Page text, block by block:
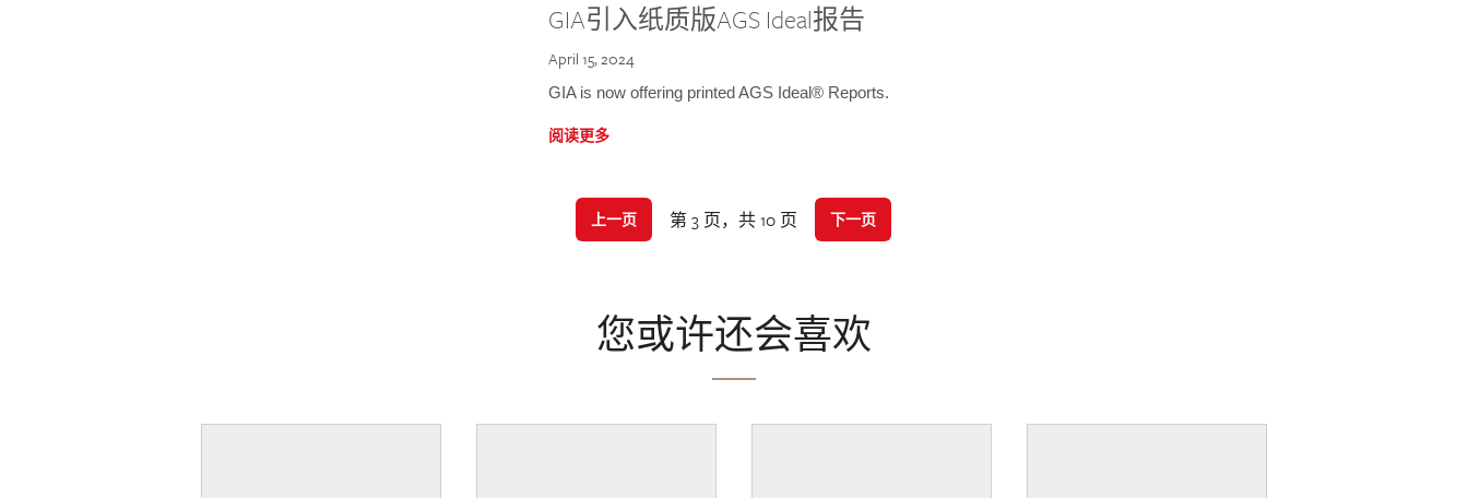
GIA引入纸质版AGS Ideal报告
April 15, 2024
GIA is now offering printed AGS Ideal® Reports.
阅读更多
上一页 第 3 页，共 10 页 下一页
您或许还会喜欢